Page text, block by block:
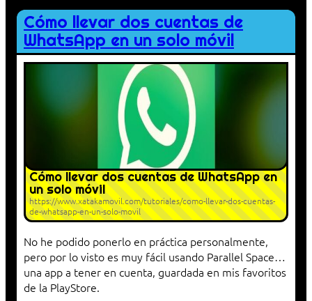
Cómo llevar dos cuentas de
WhatsApp en un solo móvil
Cómo llevar dos cuentas de WhatsApp en
un solo móvil
https://www.xatakamovil.com/tutoriales/como-llevar-dos-cuentas-
de-whatsapp-en-un-solo-movil
No he podido ponerlo en práctica personalmente,
pero por lo visto es muy fácil usando Parallel Space…
una app a tener en cuenta, guardada en mis favoritos
de la PlayStore.